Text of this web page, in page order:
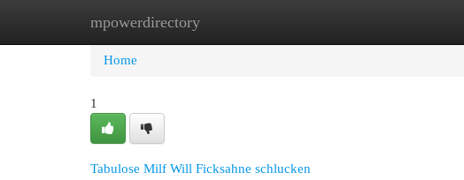
mpowerdirectory
Home New Site Listings
Home
1
Tabulose Milf Will Ficksahne schlucken